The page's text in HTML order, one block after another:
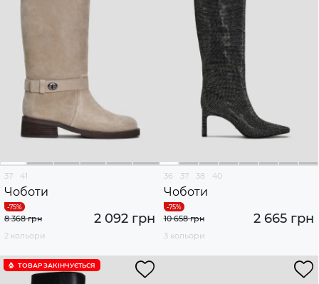
37 41
Чоботи
2 092 грн
8 368 грн
2 кольори
36 37 38 40
Чоботи
2 665 грн
10 658 грн
3 кольори
ТОВАР ЗАКІНЧУЄTЬСЯ